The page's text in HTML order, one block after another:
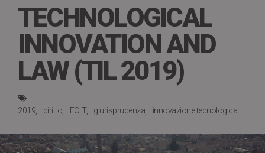
TECHNOLOGICAL
INNOVATION AND
LAW (TIL 2019)
2019 diritto ECLT giurisprudenza innovazione tecnologica